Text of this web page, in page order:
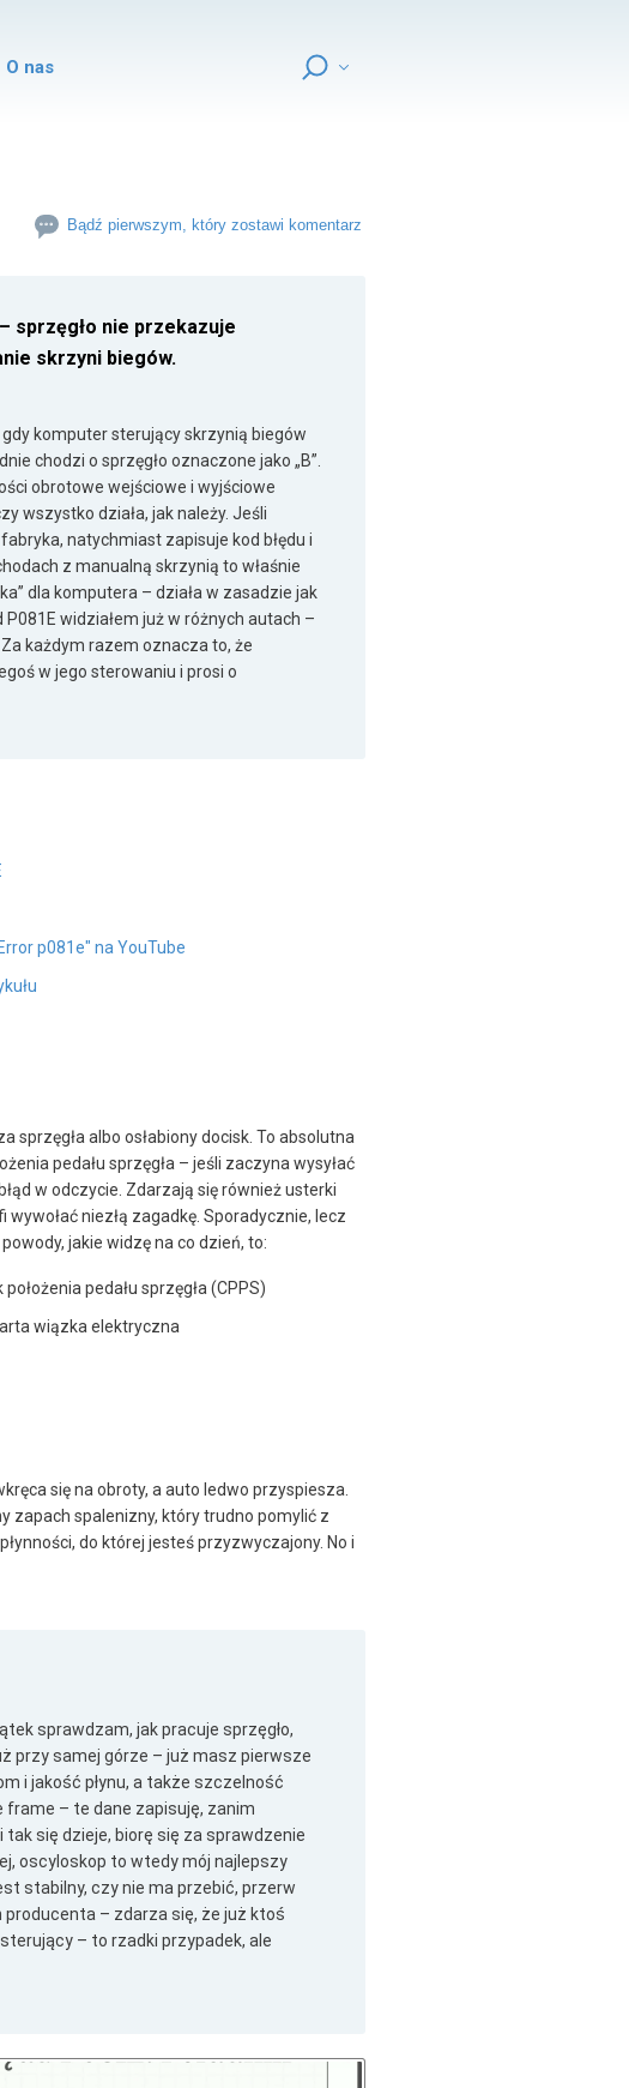
O nas
Bądź pierwszym, który zostawi komentarz
sprzęgło nie przekazuje
skrzyni biegów.
komputer sterujący skrzynią biegów
chodzi o sprzęgło oznaczone jako „B”.
obrotowe wejściowe i wyjściowe
wszystko działa, jak należy. Jeśli
natychmiast zapisuje kod błędu i
z manualną skrzynią to właśnie
dla komputera – działa w zasadzie jak
widziałem już w różnych autach –
każdym razem oznacza to, że
w jego sterowaniu i prosi o
p081e" na YouTube
albo osłabiony docisk. To absolutna
pedału sprzęgła – jeśli zaczyna wysyłać
w odczycie. Zdarzają się również usterki
niezłą zagadkę. Sporadycznie, lecz
jakie widzę na co dzień, to:
pedału sprzęgła (CPPS)
wiązka elektryczna
się na obroty, a auto ledwo przyspiesza.
zapach spalenizny, który trudno pomylić z
do której jesteś przyzwyczajony. No i
sprawdzam, jak pracuje sprzęgło,
przy samej górze – już masz pierwsze
i jakość płynu, a także szczelność
frame – te dane zapisuję, zanim
tak się dzieje, biorę się za sprawdzenie
oscyloskop to wtedy mój najlepszy
stabilny, czy nie ma przebić, przerw
– zdarza się, że już ktoś
– to rzadki przypadek, ale